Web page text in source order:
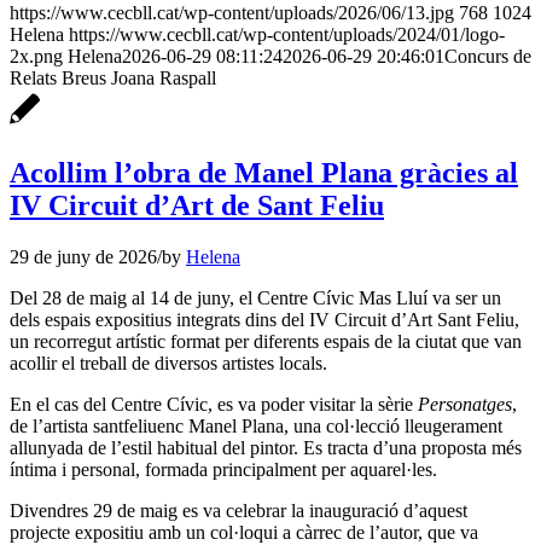
https://www.cecbll.cat/wp-content/uploads/2026/06/13.jpg 768 1024
Helena https://www.cecbll.cat/wp-content/uploads/2024/01/logo-
2x.png Helena2026-06-29 08:11:242026-06-29 20:46:01Concurs de
Relats Breus Joana Raspall
Acollim l’obra de Manel Plana gràcies al
IV Circuit d’Art de Sant Feliu
29 de juny de 2026/by Helena
Del 28 de maig al 14 de juny, el Centre Cívic Mas Lluí va ser un
dels espais expositius integrats dins del IV Circuit d’Art Sant Feliu,
un recorregut artístic format per diferents espais de la ciutat que van
acollir el treball de diversos artistes locals.
En el cas del Centre Cívic, es va poder visitar la sèrie Personatges,
de l’artista santfeliuenc Manel Plana, una col·lecció lleugerament
allunyada de l’estil habitual del pintor. Es tracta d’una proposta més
íntima i personal, formada principalment per aquarel·les.
Divendres 29 de maig es va celebrar la inauguració d’aquest
projecte expositiu amb un col·loqui a càrrec de l’autor, que va